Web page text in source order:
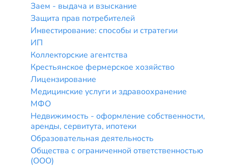
Заем - выдача и взыскание
Защита прав потребителей
Инвестирование: способы и стратегии
ИП
Коллекторские агентства
Крестьянское фермерское хозяйство
Лицензирование
Медицинские услуги и здравоохранение
МФО
Недвижимость - оформление собственности,
аренды, сервитута, ипотеки
Образовательная деятельность
Общества с ограниченной ответственностью
(ООО)